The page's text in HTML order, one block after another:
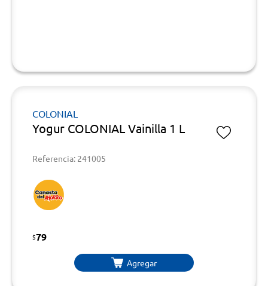
COLONIAL
Yogur COLONIAL Vainilla 1 L
Referencia: 241005
$79
Agregar